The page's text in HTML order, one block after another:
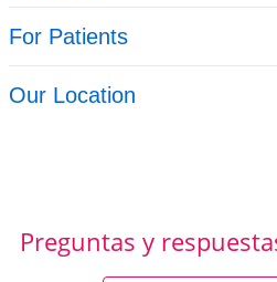
Preguntas y